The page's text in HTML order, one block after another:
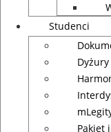
Studenci
Pakiet